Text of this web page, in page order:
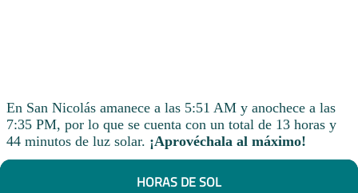
En San Nicolás amanece a las 5:51 AM y anochece a las
7:35 PM, por lo que se cuenta con un total de 13 horas y
44 minutos de luz solar. ¡Aprovéchala al máximo!
HORAS DE SOL